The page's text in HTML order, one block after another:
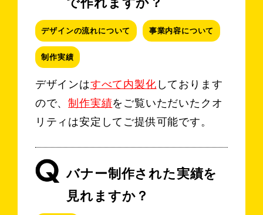
デザインの流れについて 事業内容について
制作実績
デザインはすべて内製化 しております
ので、制作実績をご覧いただいたクオ
リティは安定してご提供可能です。
バナー制作された実績を
見れますか？